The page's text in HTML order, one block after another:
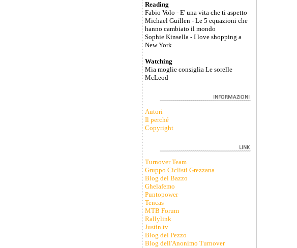
Reading
Fabio Volo - E' una vita che ti aspetto
Michael Guillen - Le 5 equazioni che
hanno cambiato il mondo
Sophie Kinsella - I love shopping a
New York
Watching
Mia moglie consiglia Le sorelle
McLeod
Autori
Il perché
Copyright
Turnover Team
Gruppo Ciclisti Grezzana
Blog del Bazzo
Ghelafemo
Puntopower
Tencas
MTB Forum
Rallylink
Justin.tv
Blog del Pezzo
Blog dell'Anonimo Turnover